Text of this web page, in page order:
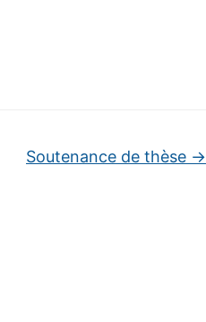
Soutenance de thèse →